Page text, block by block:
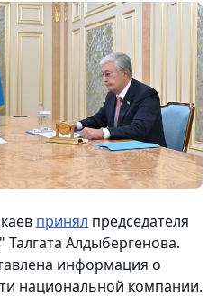
принял председателя
Алдыбергенова.
информация о
национальной компании.